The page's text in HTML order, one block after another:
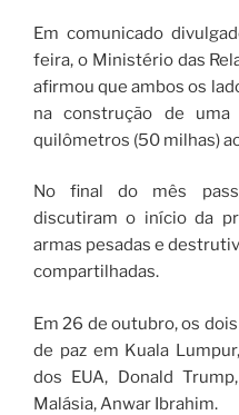
Em comunicado
feira, o Ministério das
afirmou que ambos os
na construção de
quilômetros (50 milhas)
No final do mês
discutiram o início da
armas pesadas e
compartilhadas.
Em 26 de outubro, os
de paz em Kuala
dos EUA, Donald
Malásia, Anwar Ibrahim.